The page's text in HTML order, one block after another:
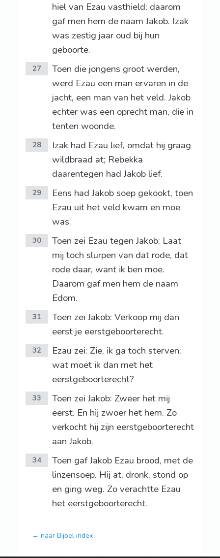
hiel van Ezau vasthield; daarom
gaf men hem de naam Jakob. Izak
was zestig jaar oud bij hun
geboorte.
27
Toen die jongens groot werden,
werd Ezau een man ervaren in de
jacht, een man van het veld. Jakob
echter was een oprecht man, die in
tenten woonde.
28
Izak had Ezau lief, omdat hij graag
wildbraad at; Rebekka
daarentegen had Jakob lief.
29
Eens had Jakob soep gekookt, toen
Ezau uit het veld kwam en moe
was.
30
Toen zei Ezau tegen Jakob: Laat
mij toch slurpen van dat rode, dat
rode daar, want ik ben moe.
Daarom gaf men hem de naam
Edom.
31
Toen zei Jakob: Verkoop mij dan
eerst je eerstgeboorterecht.
32
Ezau zei: Zie, ik ga toch sterven;
wat moet ik dan met het
eerstgeboorterecht?
33
Toen zei Jakob: Zweer het mij
eerst. En hij zwoer het hem. Zo
verkocht hij zijn eerstgeboorterecht
aan Jakob.
34
Toen gaf Jakob Ezau brood, met de
linzensoep. Hij at, dronk, stond op
en ging weg. Zo verachtte Ezau
het eerstgeboorterecht.
← naar Bijbel index